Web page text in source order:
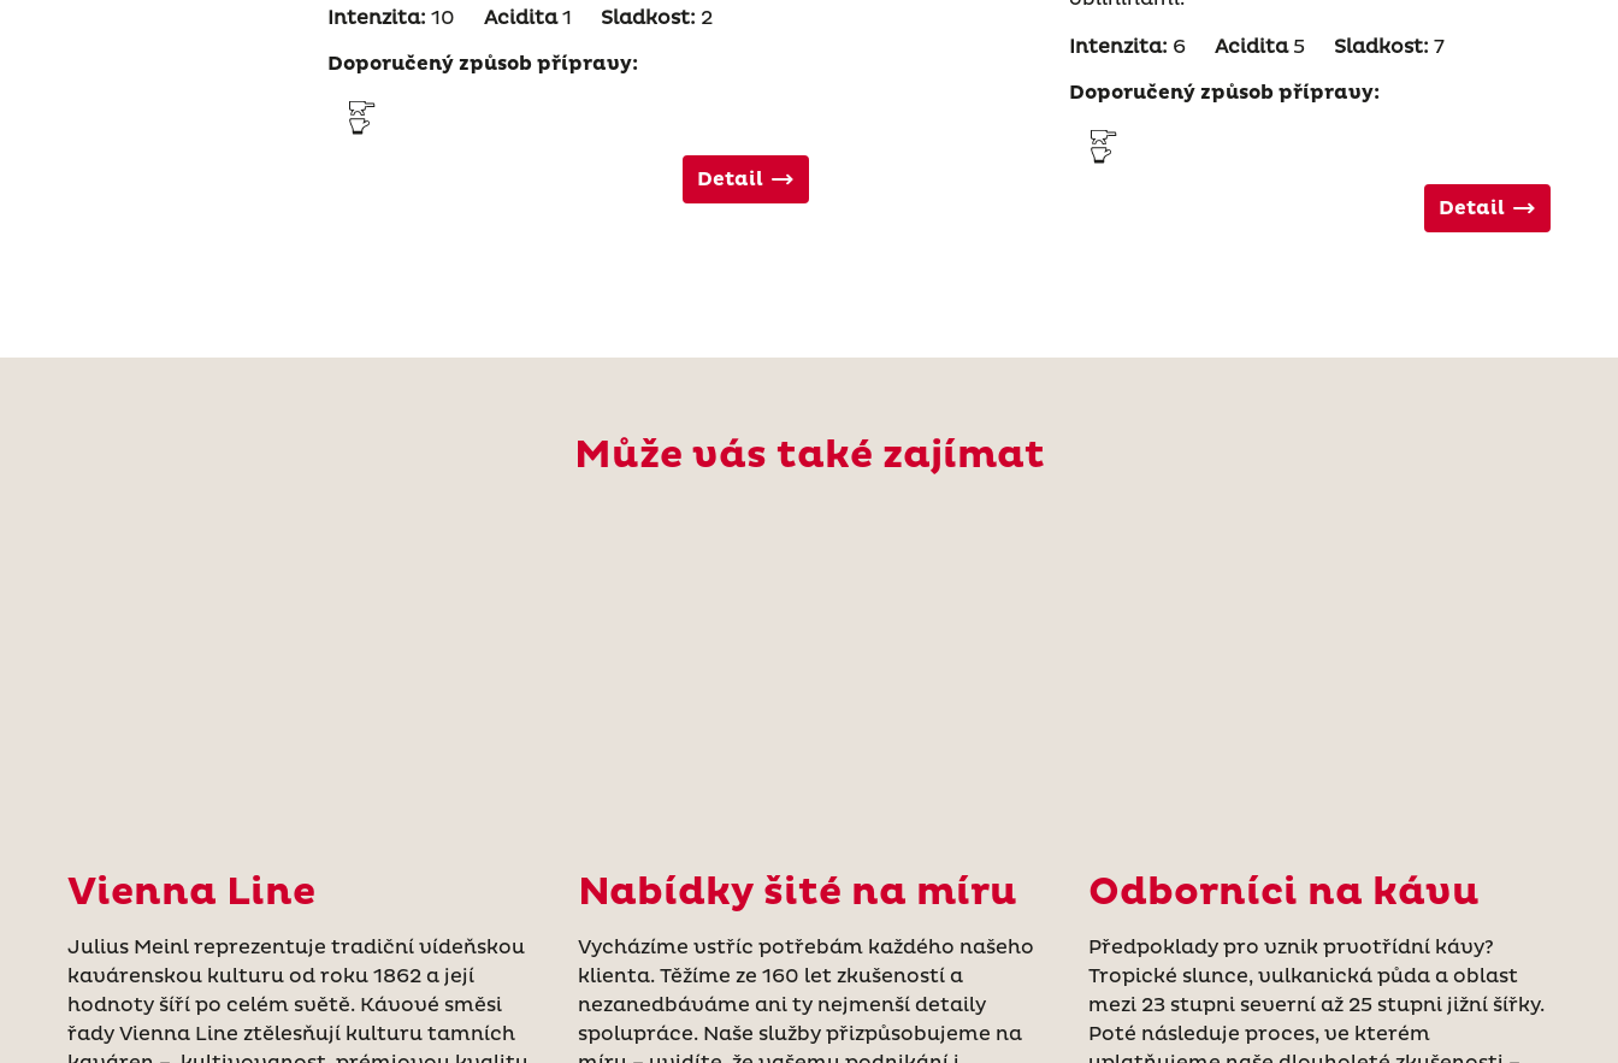
Intenzita: 10 Acidita1 Sladkost: 2
Doporučený způsob přípravy:
Detail
Intenzita: 6 Acidita5 Sladkost: 7
Doporučený způsob přípravy:
Detail
Může vás také zajímat
Vienna Line
Julius Meinl reprezentuje tradiční vídeňskou
kavárenskou kulturu od roku 1862 a její
hodnoty šíří po celém světě. Kávové směsi
řady Vienna Line ztělesňují kulturu tamních
Nabídky šité na míru
Vycházíme vstříc potřebám každého našeho
klienta. Těžíme ze 160 let zkušeností a
nezanedbáváme ani ty nejmenší detaily
spolupráce. Naše služby přizpůsobujeme na
Odborníci na kávu
Předpoklady pro vznik prvotřídní kávy?
Tropické slunce, vulkanická půda a oblast
mezi 23 stupni severní až 25 stupni jižní šířky.
Poté následuje proces, ve kterém